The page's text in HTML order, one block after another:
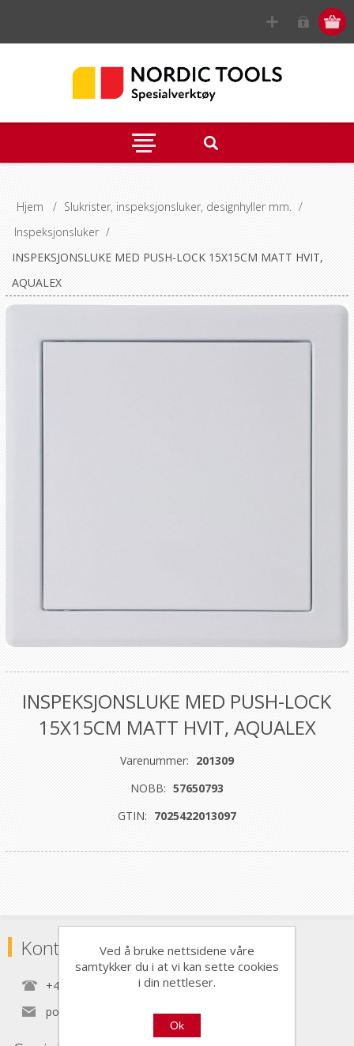
Hjem / Slukrister, inspeksjonsluker, designhyller mm. /
Inspeksjonsluker /
INSPEKSJONSLUKE MED PUSH-LOCK 15X15CM MATT HVIT,
AQUALEX
INSPEKSJONSLUKE MED PUSH-LOCK
15X15CM MATT HVIT, AQUALEX
Varenummer: 201309
NOBB: 57650793
GTIN: 7025422013097
Kontaktinformasjon
+47 22 30 40 70
post@nordictools.no
Ved å bruke nettsidene våre
samtykker du i at vi kan sette cookies
i din nettleser.
Ok